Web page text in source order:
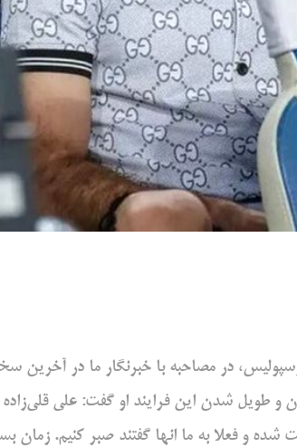
در مصاحبه با خبرنگار ما در آخرین
شدن این فرایند او گفت: علی قلی‌زاده
فعلا به ما انها گفتند صبر کنیم. زمان